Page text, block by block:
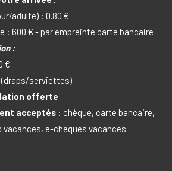
adulte) : 0.80 €
: 600 € - par empreinte carte bancaire
:
€
serviettes)
offerte
acceptés: chèque, carte bancaire,
vacances, e-chèques vacances